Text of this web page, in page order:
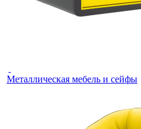
Металлическая мебель и сейфы